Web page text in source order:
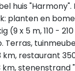
huis
planten en
(9 x 5 m, 110 -
Terras,
km, restaurant